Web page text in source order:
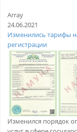
Array
24.06.2021
Изменились тарифы
регистрации
Изменился порядок